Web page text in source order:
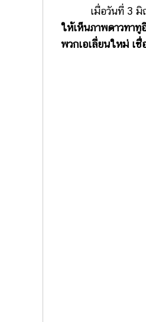
เมื่อวันที่ 3 มิถุน
ให้เห็นภาพดาวทาทู
พวกเอเลี่ยนใหม่ เ